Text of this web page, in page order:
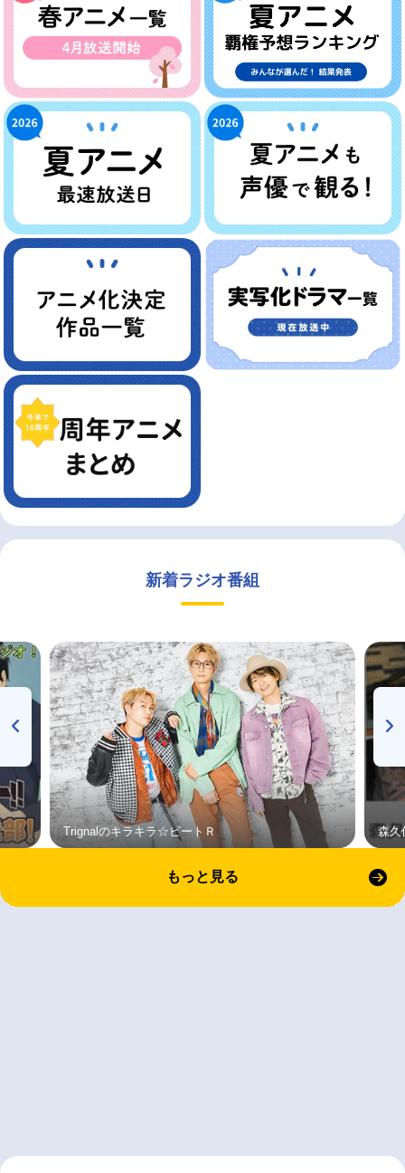
新着ラジオ番組
Trignalのキラキラ☆ビートＲ 森久
もっと見る